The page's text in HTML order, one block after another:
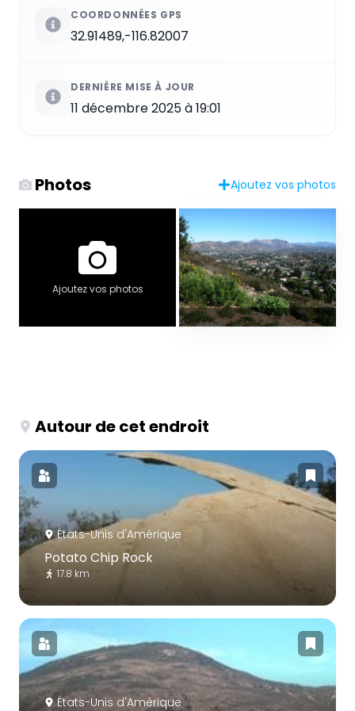
COORDONNÉES GPS
32.91489,-116.82007
DERNIÈRE MISE À JOUR
11 décembre 2025 à 19:01
Photos Ajoutez vos photos
Ajoutez vos photos
Autour de cet endroit
États-Unis d'Amérique
Potato Chip Rock
17.8 km
États-Unis d'Amérique